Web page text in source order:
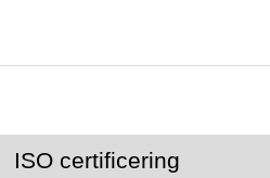
ISO certificering